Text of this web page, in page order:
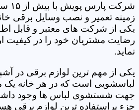
زمینه تعمیر و نصب وسایل برقی
یکی از شرکت های معتبر و قابل
رضایت مشتریان خود را در کیفیت
نماید.
یکی از مهم ترین لوازم برقی در
لباسشویی است که در هر خانه یک
جهت شستشوی لباس ها وجود
جزء پراستفاده ترین لوازم برقی